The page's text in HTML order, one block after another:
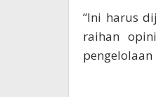
“Ini harus
raihan